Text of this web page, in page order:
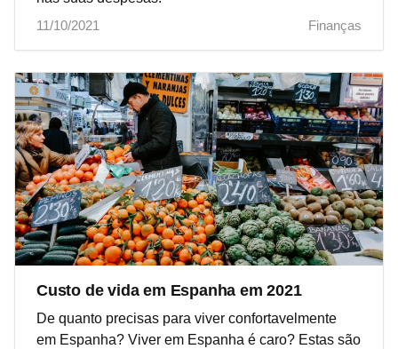
11/10/2021
Finanças
Custo de vida em Espanha em 2021
De quanto precisas para viver confortavelmente
em Espanha? Viver em Espanha é caro? Estas são